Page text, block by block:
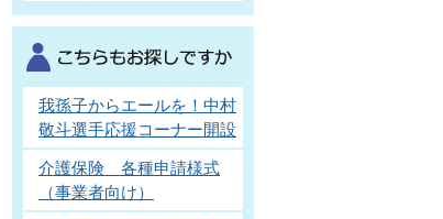
我孫子からエールを！中村
敬斗選手応援コーナー開設
介護保険 各種申請様式
（事業者向け）